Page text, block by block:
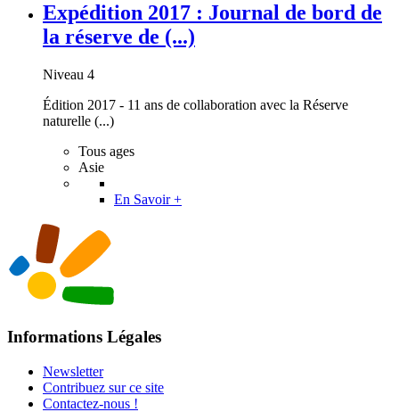
Expédition 2017 : Journal de bord de
la réserve de (...)
Niveau 4
Édition 2017 - 11 ans de collaboration avec la Réserve
naturelle (...)
Tous ages
Asie
En Savoir +
Informations Légales
Newsletter
Contribuez sur ce site
Contactez-nous !